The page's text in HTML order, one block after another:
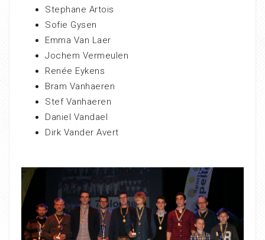
Stephane Artois
Sofie Gysen
Emma Van Laer
Jochem Vermeulen
Renée Eykens
Bram Vanhaeren
Stef Vanhaeren
Daniel Vandael
Dirk Vander Avert